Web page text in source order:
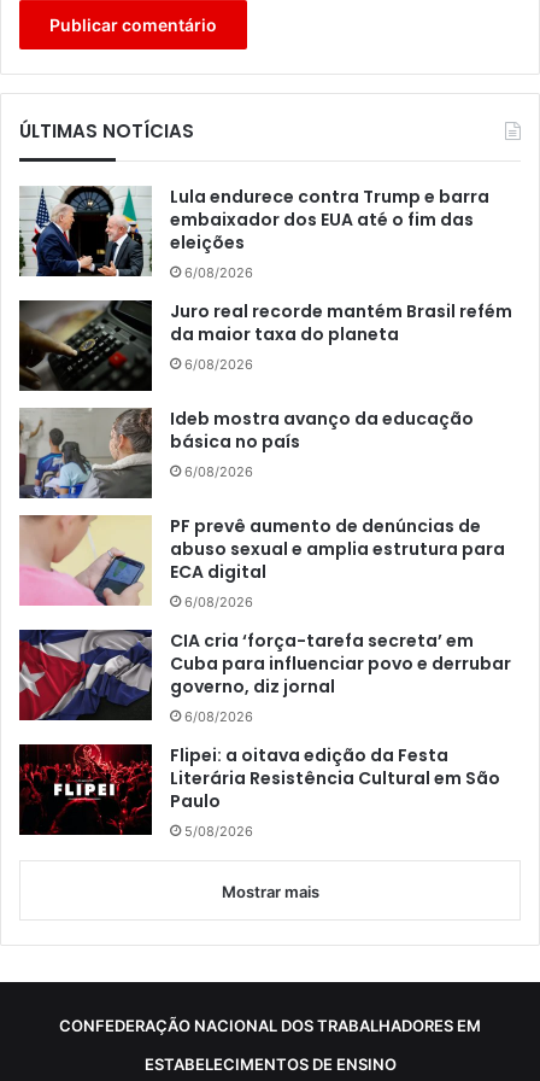
ÚLTIMAS NOTÍCIAS
Lula endurece contra Trump e barra
embaixador dos EUA até o fim das
eleições
6/08/2026
Juro real recorde mantém Brasil refém
da maior taxa do planeta
6/08/2026
Ideb mostra avanço da educação
básica no país
6/08/2026
PF prevê aumento de denúncias de
abuso sexual e amplia estrutura para
ECA digital
6/08/2026
CIA cria ‘força-tarefa secreta’ em
Cuba para influenciar povo e derrubar
governo, diz jornal
6/08/2026
Flipei: a oitava edição da Festa
Literária Resistência Cultural em São
Paulo
5/08/2026
Mostrar mais
CONFEDERAÇÃO NACIONAL DOS TRABALHADORES EM
ESTABELECIMENTOS DE ENSINO